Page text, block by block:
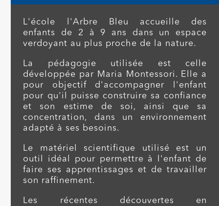
L'école l'Arbre Bleu accueille des
enfants de 2 à 9 ans dans un espace
verdoyant au plus proche de la nature.
La pédagogie utilisée est celle
développée par Maria Montessori. Elle a
pour objectif d'accompagner l'enfant
pour qu'il puisse construire sa confiance
et son estime de soi, ainsi que sa
concentration, dans un environnement
adapté à ses besoins.
Le matériel scientifique utilisé est un
outil idéal pour permettre à l'enfant de
faire ses apprentissages et de travailler
son raffinement.
Les récentes découvertes en